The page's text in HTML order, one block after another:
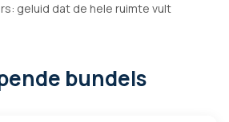
geluid dat de hele ruimte vult
bundels